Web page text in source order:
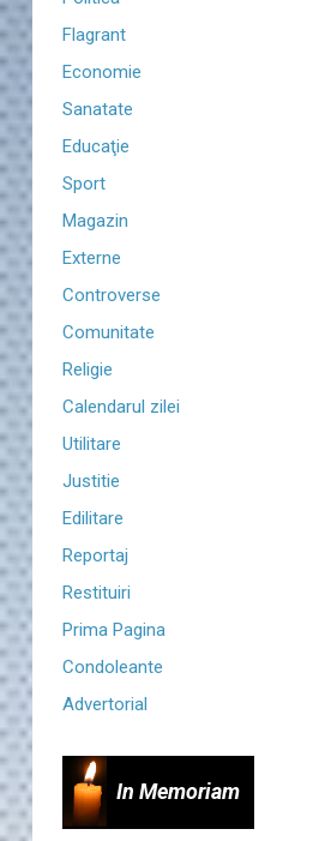
Flagrant
Economie
Sanatate
Educaţie
Sport
Magazin
Externe
Controverse
Comunitate
Religie
Calendarul zilei
Utilitare
Justitie
Edilitare
Reportaj
Restituiri
Prima Pagina
Condoleante
Advertorial
In Memoriam